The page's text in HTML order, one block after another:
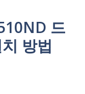
드
방법